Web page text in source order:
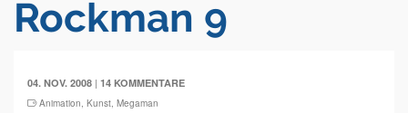
Rockman 9
04. NOV. 2008 | 14 KOMMENTARE
Animation, Kunst, Megaman